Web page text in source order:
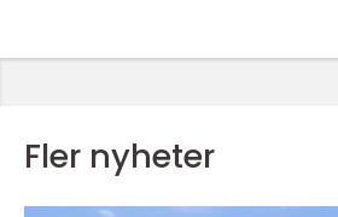
Fler nyheter